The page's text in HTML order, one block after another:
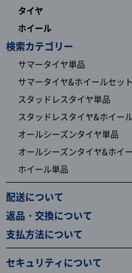
タイヤ
ホイール
検索カテゴリー
サマータイヤ単品
サマータイヤ&ホイールセット
スタッドレスタイヤ単品
スタッドレスタイヤ&ホイー
オールシーズンタイヤ単品
オールシーズンタイヤ&ホイ
ホイール単品
配送について
返品・交換について
支払方法について
セキュリティについて